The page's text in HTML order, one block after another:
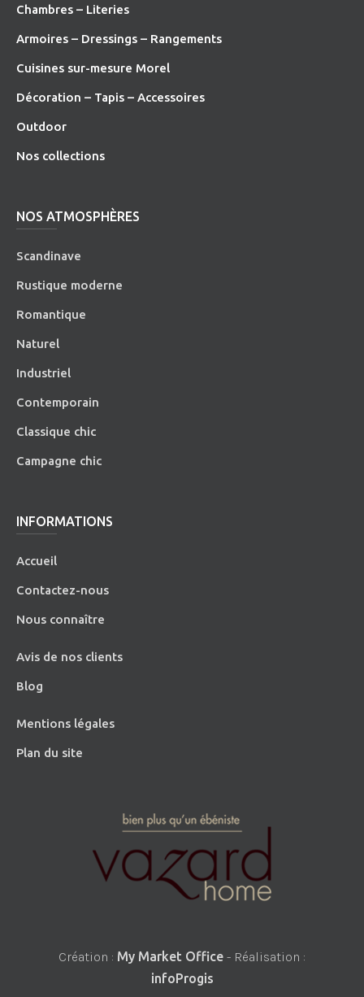
Chambres – Literies
Armoires – Dressings – Rangements
Cuisines sur-mesure Morel
Décoration – Tapis – Accessoires
Outdoor
Nos collections
NOS ATMOSPHÈRES
Scandinave
Rustique moderne
Romantique
Naturel
Industriel
Contemporain
Classique chic
Campagne chic
INFORMATIONS
Accueil
Contactez-nous
Nous connaître
Avis de nos clients
Blog
Mentions légales
Plan du site
Création : My Market Office - Réalisation :
infoProgis